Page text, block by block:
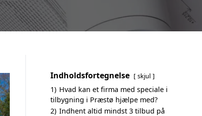
Indholdsfortegnelse skjul
1) Hvad kan et firma med speciale i
tilbygning i Præstø hjælpe med?
2) Indhent altid mindst 3 tilbud på